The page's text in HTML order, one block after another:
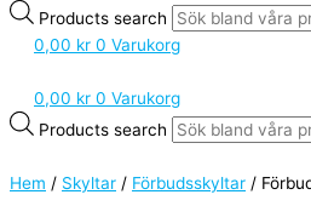
Products search
0,00 kr 0 Varukorg
0,00 kr 0 Varukorg
Products search
Hem / Skyltar / Förbudsskyltar /